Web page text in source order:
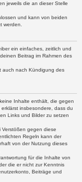
jeweils die an dieser Stelle
und kann von beiden
werden.
ein einfaches, zeitlich und
Beitrag im Rahmen des
auch nach Kündigung des
Inhalte enthält, die gegen
insbesondere, dass du
Links und Bilder zu setzen
gegen diese
Regeln kann der
von der Nutzung dieses
für die Inhalte von
die er nicht zur Kenntnis
Beiträge und